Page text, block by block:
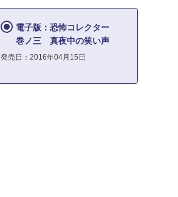
電子版：恐怖コレクター
巻ノ三 真夜中の笑い声
発売日：2016年04月15日